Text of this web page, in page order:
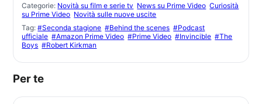
Categorie: Novità su film e serie tv News su Prime Video Curiosità
su Prime Video Novità sulle nuove uscite
Tag:#Seconda stagione #Behind the scenes #Podcast
ufficiale #Amazon Prime Video #Prime Video #Invincible #The
Boys #Robert Kirkman
Per te